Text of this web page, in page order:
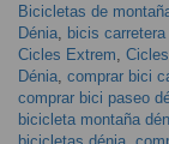
Bicicletas de
Dénia, bicis
Cicles Extrem,
Dénia, comprar bici
comprar bici paseo
bicicleta montaña